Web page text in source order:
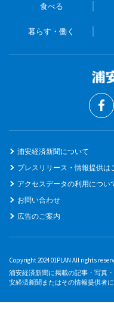
食べる
暮らす・働く
浦安経済新聞について
プレスリリース・情報提供は
アクセスデータの利用につい
お問い合わせ
広告のご案内
Copyright 2024 01PLAN All rights
浦安経済新聞に掲載の記事・写真
安経済新聞またはその情報提供者に